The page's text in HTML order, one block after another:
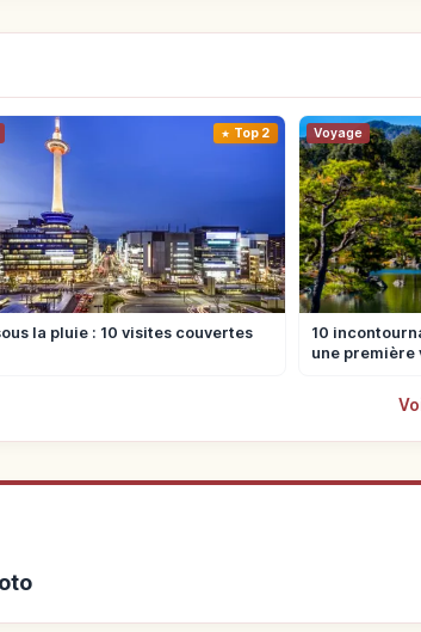
Top 2
la pluie : 10 visites couvertes
Voyage
10
une première